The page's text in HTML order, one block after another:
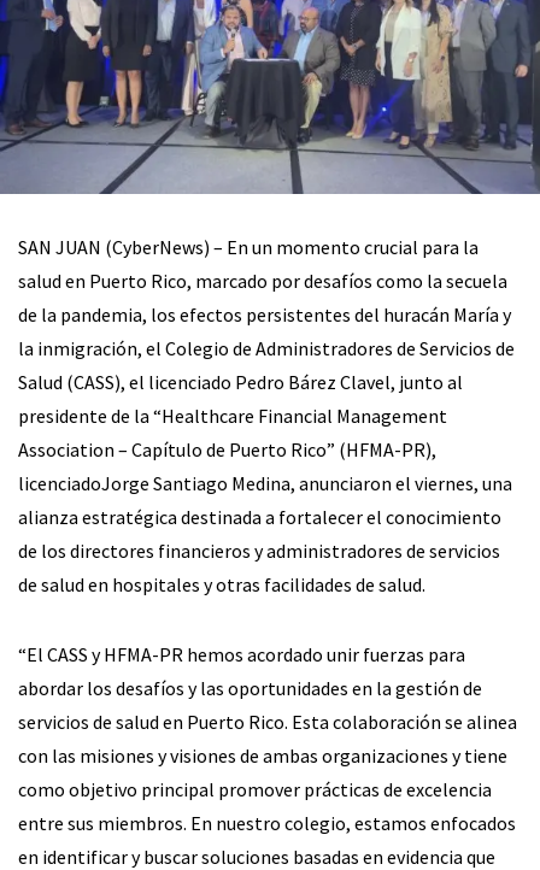
SAN JUAN (CyberNews) – En un momento crucial para la
salud en Puerto Rico, marcado por desafíos como la secuela
de la pandemia, los efectos persistentes del huracán María y
la inmigración, el Colegio de Administradores de Servicios de
Salud (CASS), el licenciado Pedro Bárez Clavel, junto al
presidente de la “Healthcare Financial Management
Association – Capítulo de Puerto Rico” (HFMA-PR),
licenciadoJorge Santiago Medina, anunciaron el viernes, una
alianza estratégica destinada a fortalecer el conocimiento
de los directores financieros y administradores de servicios
de salud en hospitales y otras facilidades de salud.
“El CASS y HFMA-PR hemos acordado unir fuerzas para
abordar los desafíos y las oportunidades en la gestión de
servicios de salud en Puerto Rico. Esta colaboración se alinea
con las misiones y visiones de ambas organizaciones y tiene
como objetivo principal promover prácticas de excelencia
entre sus miembros. En nuestro colegio, estamos enfocados
en identificar y buscar soluciones basadas en evidencia que